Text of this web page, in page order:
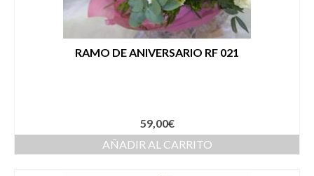
RAMO DE ANIVERSARIO RF 021
59,00€
AÑADIR AL CARRITO